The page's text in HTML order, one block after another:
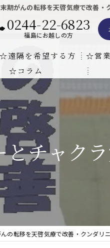
末期がんの転移を天啓気療で改善
0244-22-6823
福島にお越しの方
遠隔を希望する方
遠隔気功ヒーリングで難病の克服
☆営
☆コラム
チャク
の転移を天啓気療で改善・クンダリ